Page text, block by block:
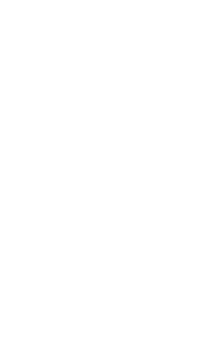
Manassero,